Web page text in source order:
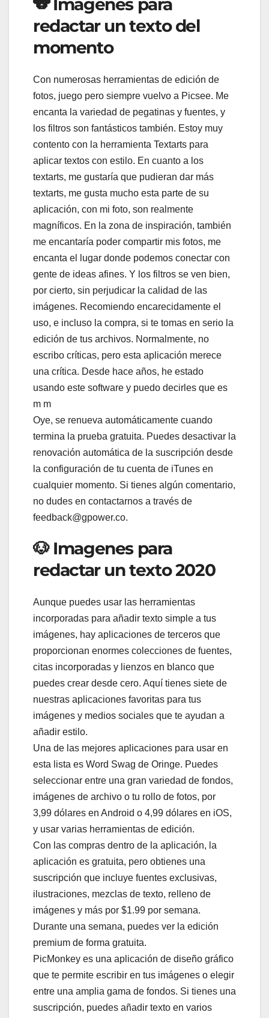
redactar un texto del
momento
Con numerosas herramientas de edición de
fotos, juego pero siempre vuelvo a Picsee. Me
encanta la variedad de pegatinas y fuentes, y
los filtros son fantásticos también. Estoy muy
contento con la herramienta Textarts para
aplicar textos con estilo. En cuanto a los
textarts, me gustaría que pudieran dar más
textarts, me gusta mucho esta parte de su
aplicación, con mi foto, son realmente
magníficos. En la zona de inspiración, también
me encantaría poder compartir mis fotos, me
encanta el lugar donde podemos conectar con
gente de ideas afines. Y los filtros se ven bien,
por cierto, sin perjudicar la calidad de las
imágenes. Recomiendo encarecidamente el
uso, e incluso la compra, si te tomas en serio la
edición de tus archivos. Normalmente, no
escribo críticas, pero esta aplicación merece
una crítica. Desde hace años, he estado
usando este software y puedo decirles que es
m m
Oye, se renueva automáticamente cuando
termina la prueba gratuita. Puedes desactivar la
renovación automática de la suscripción desde
la configuración de tu cuenta de iTunes en
cualquier momento. Si tienes algún comentario,
no dudes en contactarnos a través de
feedback@gpower.co.
🐶 Imagenes para
redactar un texto 2020
Aunque puedes usar las herramientas
incorporadas para añadir texto simple a tus
imágenes, hay aplicaciones de terceros que
proporcionan enormes colecciones de fuentes,
citas incorporadas y lienzos en blanco que
puedes crear desde cero. Aquí tienes siete de
nuestras aplicaciones favoritas para tus
imágenes y medios sociales que te ayudan a
añadir estilo.
Una de las mejores aplicaciones para usar en
esta lista es Word Swag de Oringe. Puedes
seleccionar entre una gran variedad de fondos,
imágenes de archivo o tu rollo de fotos, por
3,99 dólares en Android o 4,99 dólares en iOS,
y usar varias herramientas de edición.
Con las compras dentro de la aplicación, la
aplicación es gratuita, pero obtienes una
suscripción que incluye fuentes exclusivas,
ilustraciones, mezclas de texto, relleno de
imágenes y más por $1.99 por semana.
Durante una semana, puedes ver la edición
premium de forma gratuita.
PicMonkey es una aplicación de diseño gráfico
que te permite escribir en tus imágenes o elegir
entre una amplia gama de fondos. Si tienes una
suscripción, puedes añadir texto en varios